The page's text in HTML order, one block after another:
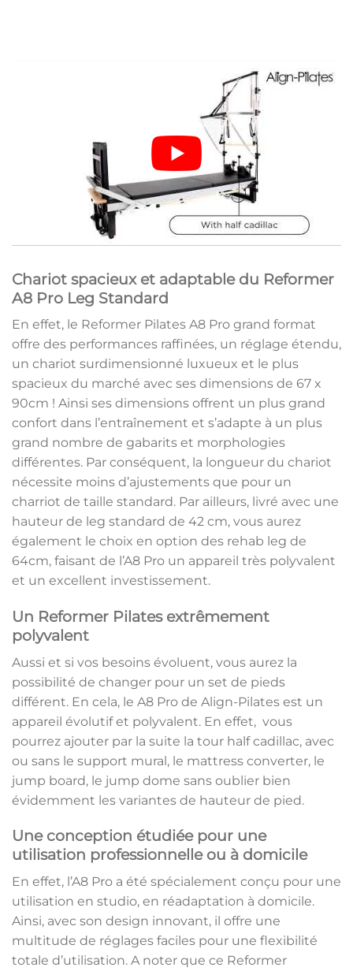
Chariot spacieux et adaptable du Reformer
A8 Pro Leg Standard
En effet, le Reformer Pilates A8 Pro grand format
offre des performances raffinées, un réglage étendu,
un chariot surdimensionné luxueux et le plus
spacieux du marché avec ses dimensions de 67 x
90cm ! Ainsi ses dimensions offrent un plus grand
confort dans l’entraînement et s’adapte à un plus
grand nombre de gabarits et morphologies
différentes. Par conséquent, la longueur du chariot
nécessite moins d’ajustements que pour un
charriot de taille standard. Par ailleurs, livré avec une
hauteur de leg standard de 42 cm, vous aurez
également le choix en option des rehab leg de
64cm, faisant de l’A8 Pro un appareil très polyvalent
et un excellent investissement.
Un Reformer Pilates extrêmement
polyvalent
Aussi et si vos besoins évoluent, vous aurez la
possibilité de changer pour un set de pieds
différent. En cela, le A8 Pro de Align-Pilates est un
appareil évolutif et polyvalent. En effet, vous
pourrez ajouter par la suite la tour half cadillac, avec
ou sans le support mural, le mattress converter, le
jump board, le jump dome sans oublier bien
évidemment les variantes de hauteur de pied.
Une conception étudiée pour une
utilisation professionnelle ou à domicile
En effet, l’A8 Pro a été spécialement conçu pour une
utilisation en studio, en réadaptation à domicile.
Ainsi, avec son design innovant, il offre une
multitude de réglages faciles pour une flexibilité
totale d’utilisation. A noter que ce Reformer